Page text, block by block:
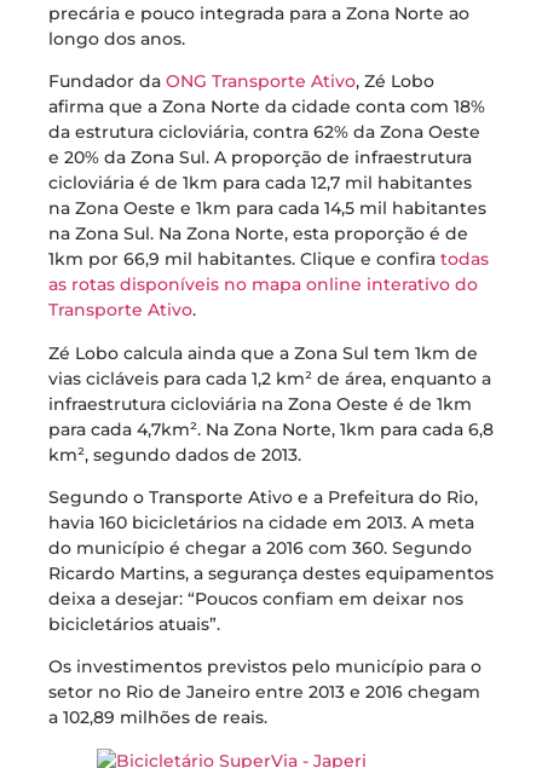
precária e pouco integrada para a Zona Norte ao
longo dos anos.
Fundador da ONG Transporte Ativo, Zé Lobo
afirma que a Zona Norte da cidade conta com 18%
da estrutura cicloviária, contra 62% da Zona Oeste
e 20% da Zona Sul. A proporção de infraestrutura
cicloviária é de 1km para cada 12,7 mil habitantes
na Zona Oeste e 1km para cada 14,5 mil habitantes
na Zona Sul. Na Zona Norte, esta proporção é de
1km por 66,9 mil habitantes. Clique e confira todas
as rotas disponíveis no mapa online interativo do
Transporte Ativo.
Zé Lobo calcula ainda que a Zona Sul tem 1km de
vias cicláveis para cada 1,2 km² de área, enquanto a
infraestrutura cicloviária na Zona Oeste é de 1km
para cada 4,7km². Na Zona Norte, 1km para cada 6,8
km², segundo dados de 2013.
Segundo o Transporte Ativo e a Prefeitura do Rio,
havia 160 bicicletários na cidade em 2013. A meta
do município é chegar a 2016 com 360. Segundo
Ricardo Martins, a segurança destes equipamentos
deixa a desejar: “Poucos confiam em deixar nos
bicicletários atuais”.
Os investimentos previstos pelo município para o
setor no Rio de Janeiro entre 2013 e 2016 chegam
a 102,89 milhões de reais.